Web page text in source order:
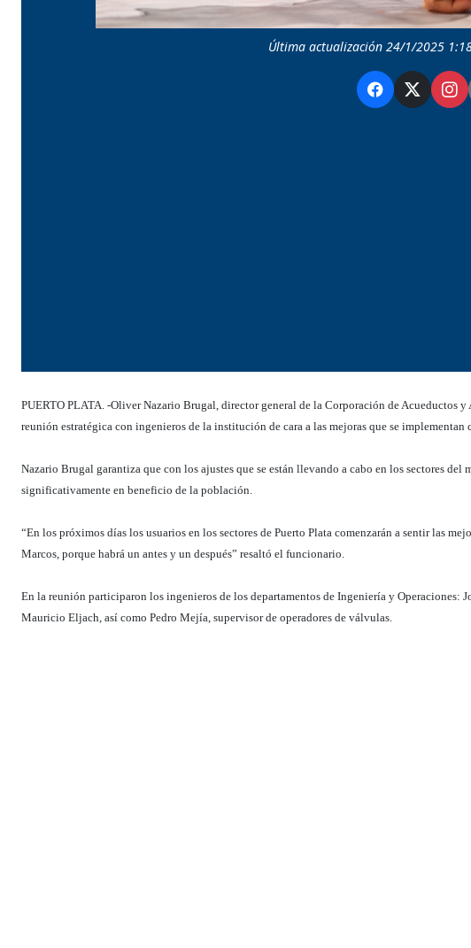
Última actualización 24/1/2025
PUERTO PLATA. -Oliver Nazario Brugal, director general de la Corporación de Acueductos
reunión estratégica con ingenieros de la institución de cara a las mejoras que se
Nazario Brugal garantiza que con los ajustes que se están llevando a cabo en los sectores
significativamente en beneficio de la población.
“En los próximos días los usuarios en los sectores de Puerto Plata comenzarán a sentir las
Marcos, porque habrá un antes y un después” resaltó el funcionario.
En la reunión participaron los ingenieros de los departamentos de Ingeniería y Operaciones:
Mauricio Eljach, así como Pedro Mejía, supervisor de operadores de válvulas.